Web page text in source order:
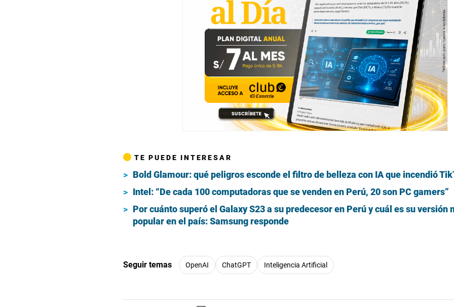
TE PUEDE INTERESAR
Bold Glamour: qué peligros esconde el filtro de belleza con IA que incendió
Intel: “De cada 100 computadoras que se venden en Perú, 20 son PC gamers”
Por cuánto superó el Galaxy S23 a su predecesor en Perú y cuál es su versión
popular en el país: Samsung responde
Seguir temas OpenAI ChatGPT Inteligencia Artificial